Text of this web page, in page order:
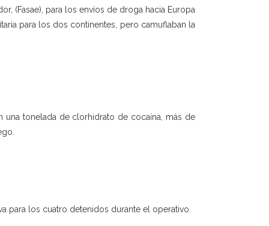
(Fasae), para los envíos de droga hacia Europa
para los dos continentes, pero camuflaban la
una tonelada de clorhidrato de cocaína, más de
para los cuatro detenidos durante el operativo.